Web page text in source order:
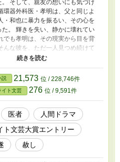
。 そして、親友の想いにも気づけ
環器外科医・孝明は、父と同じよ
和也に暴力を振るい、その心を
た。 輝きを失い、静かに壊れてい
でも孝明は、その現実から目を背
んな彼を、ただ一人見つめ続けて
友・佐伯だった。 だがその想いに
なく、孝明は彼の心を踏みにじ
目の前で、佐伯は飛び降りた。
だが目覚めた彼の記憶からは、
が消えていた。 恋人を壊し、親
れでもなお、生き続けるしかな
癒すはずだった手で、すべてを壊
男の、 罪と再生の物語。
説 21,573 位 / 228,746件
イト文芸 276 位 / 9,591件
医者
人間ドラマ
ト文芸大賞エントリー
赦し